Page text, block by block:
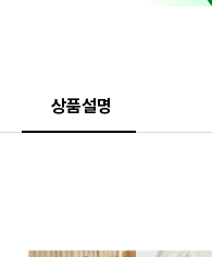
상품설명